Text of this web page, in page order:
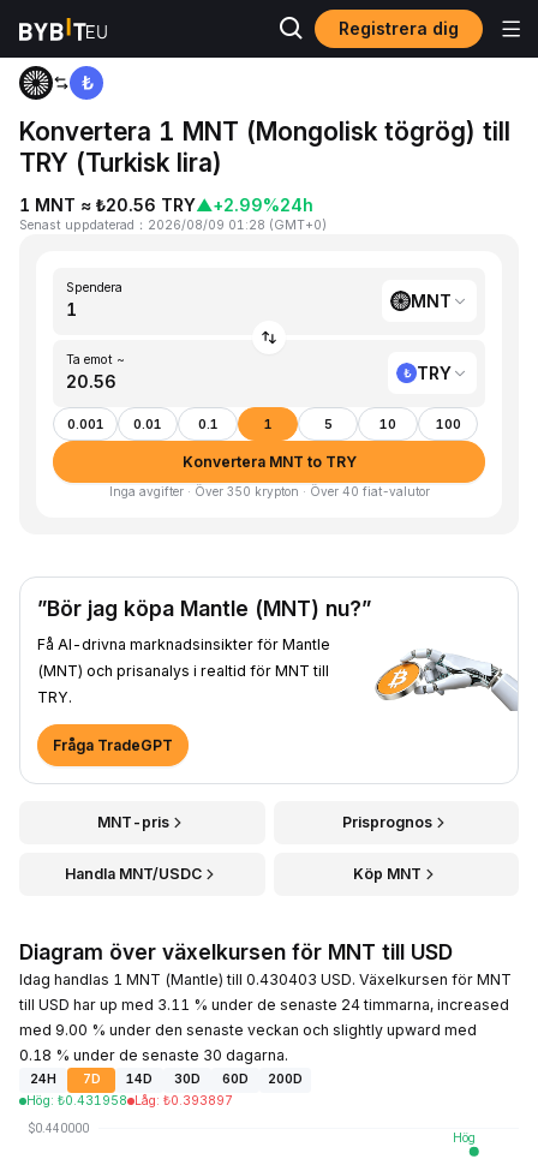
Registrera dig
Hem MNT to TRY
Konvertera 1 MNT (Mongolisk tögrög) till
TRY (Turkisk lira)
1 MNT ≈ ₺20.56 TRY▲+2.99%24h
Senast uppdaterad ： 2026/08/09 01:28 (GMT+0)
Spendera
MNT
Ta emot ~
TRY
0.001 0.01 0.1 1 5 10 100
Konvertera MNT to TRY
Inga avgifter · Över 350 krypton · Över 40 fiat-valutor
”Bör jag köpa Mantle (MNT) nu?”
Få AI-drivna marknadsinsikter för Mantle
(MNT) och prisanalys i realtid för MNT till
TRY.
Fråga TradeGPT
MNT-pris Prisprognos
Handla MNT/USDC Köp MNT
Diagram över växelkursen för MNT till USD
Idag handlas 1 MNT (Mantle) till 0.430403 USD. Växelkursen för MNT
till USD har up med 3.11 % under de senaste 24 timmarna, increased
med 9.00 % under den senaste veckan och slightly upward med
0.18 % under de senaste 30 dagarna.
24H 7D 14D 30D 60D
200D
Hög: ₺0.431958 Låg: ₺0.393897